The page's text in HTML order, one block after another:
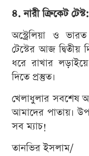
৪. নারী ক্রিকেট টেস্ট:
অস্ট্রেলিয়া ও
টেস্টের আজ দ্বিতীয়
ধরে রাখার
দিতে প্রস্তুত।
খেলাধুলার সবশেষ
আমাদের পাতায়।
সব ম্যাচ!
তানভির ইসলাম/